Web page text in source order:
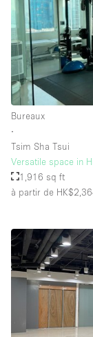
Bureaux
∙
Tsim Sha Tsui
Versatile space in
1,916 sq ft
à partir de